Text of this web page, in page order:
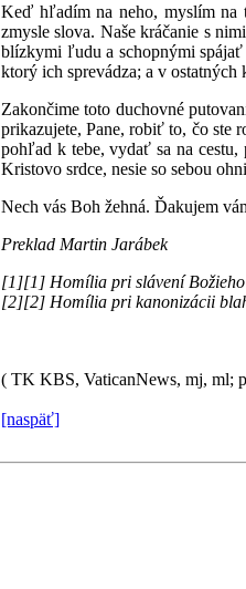
Keď hľadím na neho, myslím na
zmysle slova. Naše kráčanie s
blízkymi ľudu a schopnými spájať
ktorý ich sprevádza; a v
Zakončime toto duchovné
prikazujete, Pane, robiť to, čo ste
pohľad k tebe, vydať sa na
Kristovo srdce, nesie so sebou
Nech vás Boh žehná. Ďakujem
Preklad Martin Jarábek
[1][1] Homília pri slávení Božieho
[2][2] Homília pri kanonizácii
( TK KBS, VaticanNews, mj, ml;
[naspäť]